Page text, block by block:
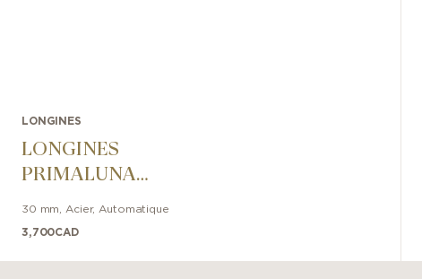
LONGINES
LONGINES
PRIMALUNA
30 mm Acier, Automatique
3,700CAD